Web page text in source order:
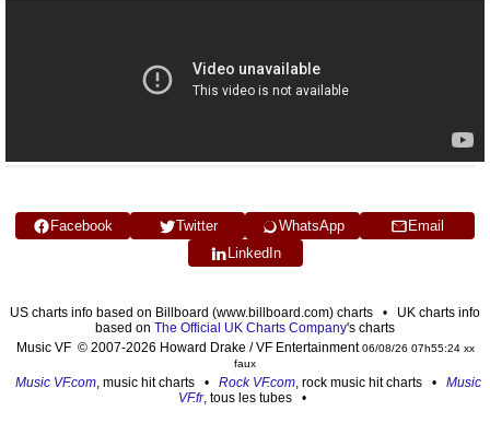
Facebook Twitter WhatsApp
Email
LinkedIn
US charts info based on Billboard (www.billboard.com) charts • UK charts info
based on The Official UK Charts Company's charts
Music VF © 2007-2026 Howard Drake / VF Entertainment06/08/26 07h55:24 xx
faux
Music VF.com, music hit charts • Rock VF.com, rock music hit charts • Music
VF.fr, tous les tubes •